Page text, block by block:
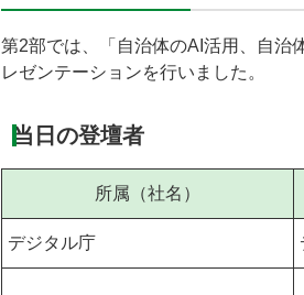
第2部では、「自治体のAI活用、自治
レゼンテーションを行いました。
当日の登壇者
所属（社名）
デジタル庁